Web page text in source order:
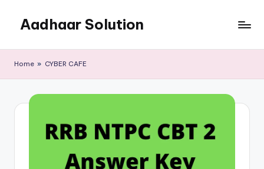
content
Aadhaar Solution
Online
Home » CYBER CAFE